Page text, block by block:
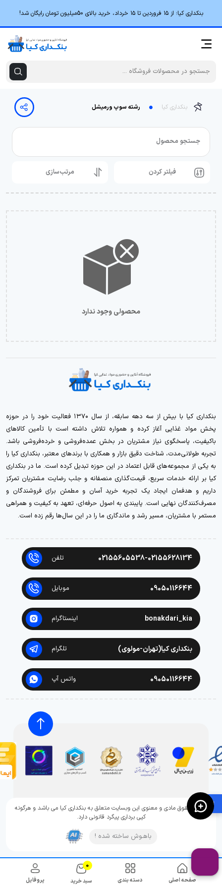
🛍️
بنکداری کیا؛ از ۱۵ فروردین تا ۱۵ خرداد، خرید بالای 50میلیون تومان رایگان شد!
صفحه اصلی دسته بندی
0
سبد خرید پروفایل
بنکداری کیا رشته سوپ ورمیشل
جستجو محصول
فیلتر کردن مرتب‌سازی
محصولی وجود ندارد
بنکداری کیا با بیش از سه دهه سابقه، از سال ۱۳۷۰ فعالیت خود را در حوزه
پخش مواد غذایی آغاز کرده و همواره تلاش داشته است با تأمین کالاهای
باکیفیت، پاسخگوی نیاز مشتریان در بخش عمده‌فروشی و خرده‌فروشی باشد.
تجربه طولانی‌مدت، شناخت دقیق بازار و همکاری با برندهای معتبر، بنکداری کیا را
به یکی از مجموعه‌های قابل اعتماد در این حوزه تبدیل کرده است. ما در بنکداری
کیا بر ارائه خدمات سریع، قیمت‌گذاری منصفانه و جلب رضایت مشتریان تمرکز
داریم و هدفمان ایجاد یک تجربه خرید آسان و مطمئن برای فروشندگان و
مصرف‌کنندگان نهایی است. پایبندی به اصول حرفه‌ای، تعهد به کیفیت و همراهی
مستمر با مشتریان، مسیر رشد و ماندگاری ما را در این سال‌ها رقم زده است.
02155605538-02155628134 تلفن
09050116644 موبایل
bonakdari_kia اینستاگرام
بنکداری کیا(تهران-مولوی) تلگرام
09050116644 واتس آپ
تمامی حقوق مادی و معنوی این وبسایت متعلق به بنکداری کیا می باشد و هرگونه
کپی برداری پیگرد قانونی دارد.
باهـوش ساخته شده !